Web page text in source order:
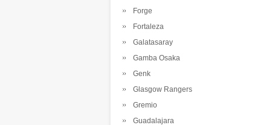
Forge
Fortaleza
Galatasaray
Gamba Osaka
Genk
Glasgow Rangers
Gremio
Guadalajara